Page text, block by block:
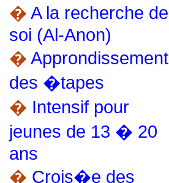
� A la recherche de
soi (Al-Anon)
� Approndissement
des �tapes
� Intensif pour
jeunes de 13 � 20
ans
� Crois�e des